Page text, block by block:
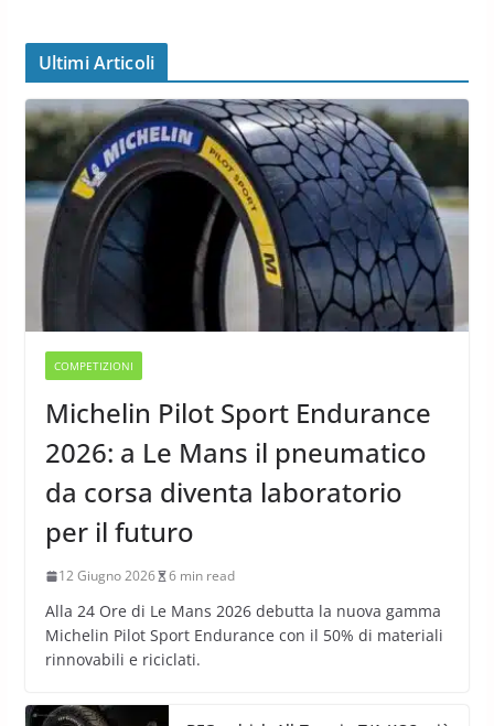
Ultimi Articoli
COMPETIZIONI
Michelin Pilot Sport Endurance
2026: a Le Mans il pneumatico
da corsa diventa laboratorio
per il futuro
12 Giugno 2026 6 min read
Alla 24 Ore di Le Mans 2026 debutta la nuova gamma
Michelin Pilot Sport Endurance con il 50% di materiali
rinnovabili e riciclati.